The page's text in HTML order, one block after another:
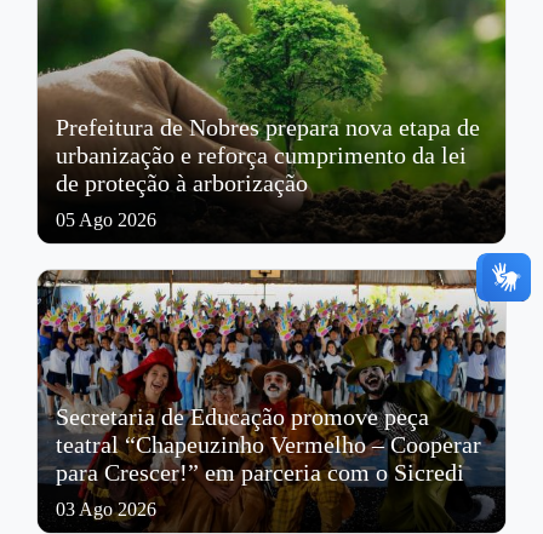
Prefeitura de Nobres prepara nova etapa de
urbanização e reforça cumprimento da lei
de proteção à arborização
05 Ago 2026
Secretaria de Educação promove peça
teatral “Chapeuzinho Vermelho – Cooperar
para Crescer!” em parceria com o Sicredi
03 Ago 2026